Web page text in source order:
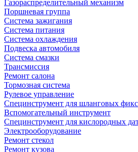
Газораспределительный механизм
Поршневая группа
Система зажигания
Система питания
Система охлаждения
Подвеска автомобиля
Система смазки
Трансмиссия
Ремонт салона
Тормозная система
Рулевое управление
Специнструмент для шланговых
Вспомогательный инструмент
Специнструмент для кислородных
Электрооборудование
Ремонт стекол
Ремонт кузова